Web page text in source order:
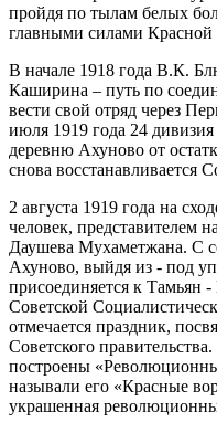
пройдя по тылам белых
главными силами
В начале 1918 года В.К.
Каширина – путь по
вести свой отряд через
июля 1919 года 24
деревню Ахуново от
снова восстанавливается
2 августа 1919 года на
человек, представителем
Даушева Мухаметжана. С
Ахуново, выйдя из - под
присоединяется к Тамьян
Советской
отмечается праздник,
Советского
построены
называли его «Красные
украшенная